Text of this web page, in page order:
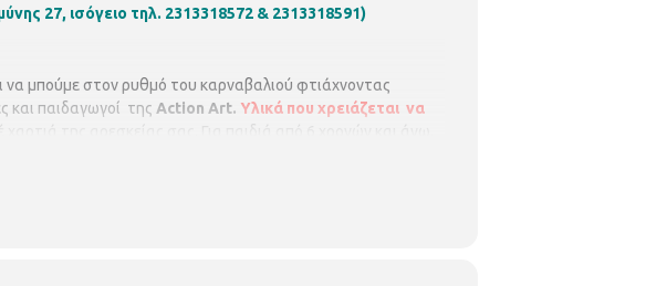
27, ισόγειο τηλ. 2313318572 & 2313318591)
να μπούμε στον ρυθμό του καρναβαλιού φτιάχνοντας
και παιδαγωγοί της Αction Art. Υλικά που χρειάζεται να